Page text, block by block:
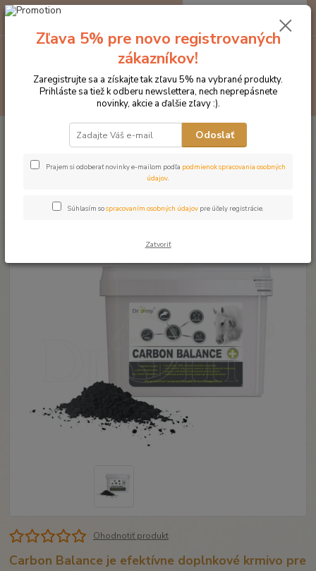
Hľadať
za0 €
Produkty DROMY Tráviaci aparát
Dromy Carbon Balance 2
kg + 20 % ZDARMA
Dromy Carbon Balance 2 kg + 20
% ZDARMA
Ohodnotiť produkt
Carbon Balance je efektívne doplnkové krmivo pre
Zľava 5% pre novo registrovaných
zákazníkov!
Zaregistrujte sa a získajte tak zľavu 5% na vybrané produkty.
Prihláste sa tiež k odberu newslettera, nech neprepásnete
novinky, akcie a ďalšie zľavy :).
Odoslať
Prajem si odoberať novinky e-mailom podľa podmienok spracovania osobných
údajov.
Súhlasím sospracovaním osobných údajov pre účely registrácie.
Zatvoriť